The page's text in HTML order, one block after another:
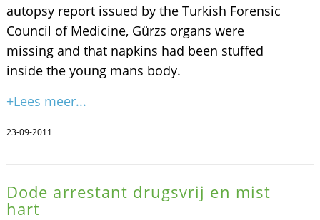
autopsy report issued by the Turkish Forensic
Council of Medicine, Gürzs organs were
missing and that napkins had been stuffed
inside the young mans body.
+Lees meer...
23-09-2011
Dode arrestant drugsvrij en mist
hart